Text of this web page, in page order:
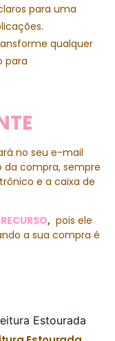
para uma
qualquer
para
no seu e-mail
compra, sempre
e a caixa de
,pois ele
a sua compra é